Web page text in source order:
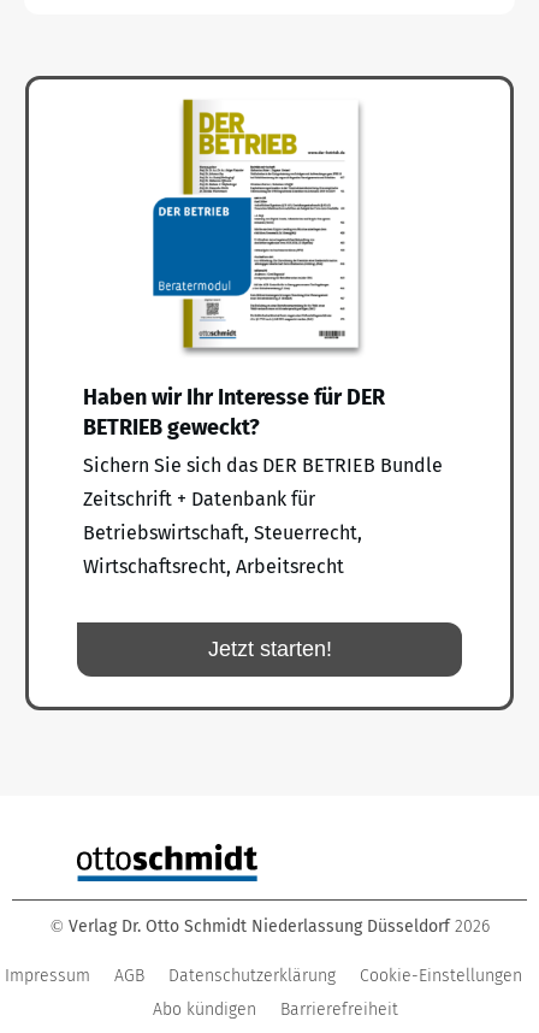
Haben wir Ihr Interesse für DER
BETRIEB geweckt?
Sichern Sie sich das DER BETRIEB Bundle
Zeitschrift + Datenbank für
Betriebswirtschaft, Steuerrecht,
Wirtschaftsrecht, Arbeitsrecht
Jetzt starten!
© Verlag Dr. Otto Schmidt Niederlassung Düsseldorf 2026
Impressum AGB Datenschutzerklärung
Cookie-Einstellungen
Abo kündigen
Barrierefreiheit